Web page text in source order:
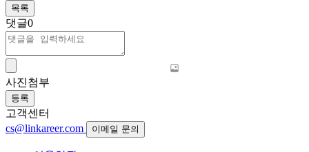
목록
댓글0
사진첨부
등록
고객센터
cs@linkareer.com
이메일 문의